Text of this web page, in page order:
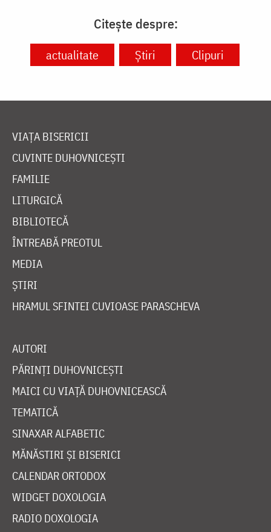
Citește despre:
actualitate Știri Clipuri
VIAȚA BISERICII
CUVINTE DUHOVNICEȘTI
FAMILIE
LITURGICĂ
BIBLIOTECĂ
ÎNTREABĂ PREOTUL
MEDIA
ȘTIRI
HRAMUL SFINTEI CUVIOASE PARASCHEVA
AUTORI
PĂRINȚI DUHOVNICEȘTI
MAICI CU VIAȚĂ DUHOVNICEASCĂ
TEMATICĂ
SINAXAR ALFABETIC
MĂNĂSTIRI ȘI BISERICI
CALENDAR ORTODOX
WIDGET DOXOLOGIA
RADIO DOXOLOGIA